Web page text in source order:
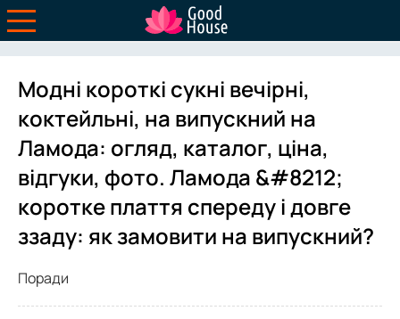
Модні короткі сукні вечірні,
коктейльні, на випускний на
Ламода: огляд, каталог, ціна,
відгуки, фото. Ламода &#8212;
коротке плаття спереду і довге
ззаду: як замовити на випускний?
Поради